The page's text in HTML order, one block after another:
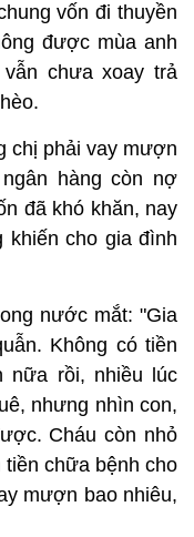
vốn đi thuyền
được mùa anh
chưa xoay trả
chị phải vay mượn
hàng còn nợ
đã khó khăn, nay
khiến cho gia đình
nước mắt: "Gia
Không có tiền
nữa rồi, nhiều lúc
nhưng nhìn con,
Cháu còn nhỏ
tiền chữa bệnh cho
mượn bao nhiêu,